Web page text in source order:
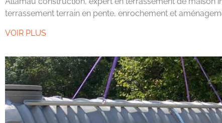
terrassement terrain en pente, enrochement et
VOIR PLUS